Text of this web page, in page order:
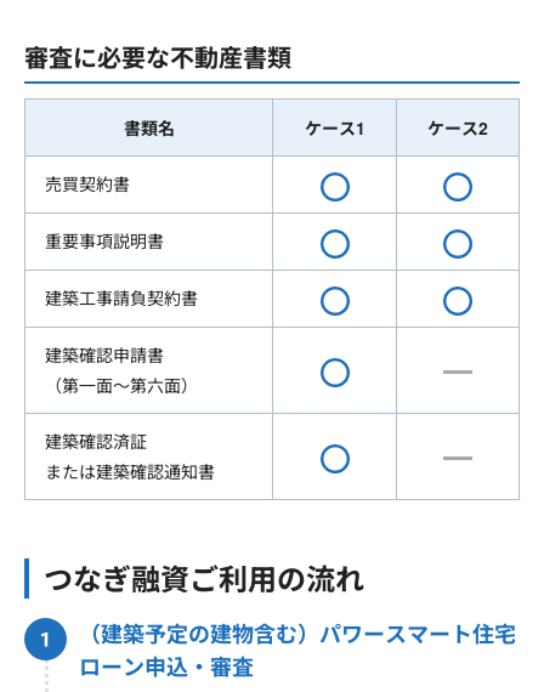
審査に必要な不動産書類
書類名 ケース1 ケース2
売買契約書
重要事項説明書
建築工事請負契約書
建築確認申請書
（第一面～第六面）
建築確認済証
または建築確認通知書
つなぎ融資ご利用の流れ
（建築予定の建物含む）パワースマート住宅
ローン申込・審査